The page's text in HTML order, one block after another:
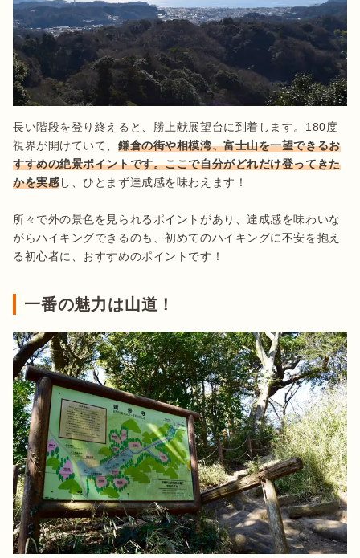
長い階段を登り終えると、勝上献展望台に到着します。180度
視界が開けていて、鎌倉の街や相模湾、富士山を一望できるお
すすめの絶景ポイントです。ここで自分がどれだけ登ってきた
かを実感し、ひとまず達成感を味わえます！
所々で外の景色を見られるポイントがあり、達成感を味わいな
がらハイキングできるのも、初めてのハイキングに不安を抱え
る初心者に、おすすめのポイントです！
一番の魅力は山道！